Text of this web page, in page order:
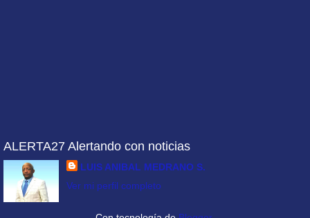
ALERTA27 Alertando con noticias
LUIS ANIBAL MEDRANO S.
Ver mi perfil completo